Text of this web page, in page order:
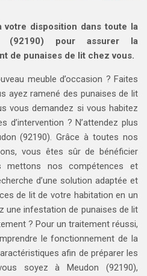
disposition dans toute la
(92190) pour assurer la
de punaises de lit chez vous.
meuble d’occasion ? Faites
ayez ramené des punaises de lit
vous demandez si vous habitez
d’intervention ? N’attendez plus
(92190). Grâce à toutes nos
vous êtes sûr de bénéficier
mettons nos compétences et
d’une solution adaptée et
de lit de votre habitation en un
une infestation de punaises de lit
? Pour un traitement réussi,
le fonctionnement de la
afin de préparer les
soyez à Meudon (92190),